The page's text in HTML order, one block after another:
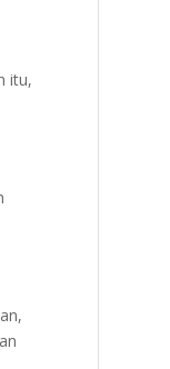
itu,